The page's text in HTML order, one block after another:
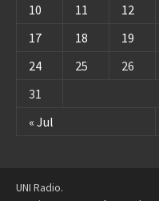
« Jul
10
11 12
17
18 19
24
25 26
31
UNI Radio.